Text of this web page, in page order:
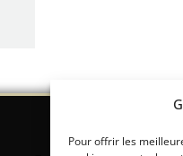
Pour offrir les